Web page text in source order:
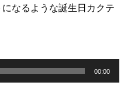
なるような誕生日カクテ
00:00